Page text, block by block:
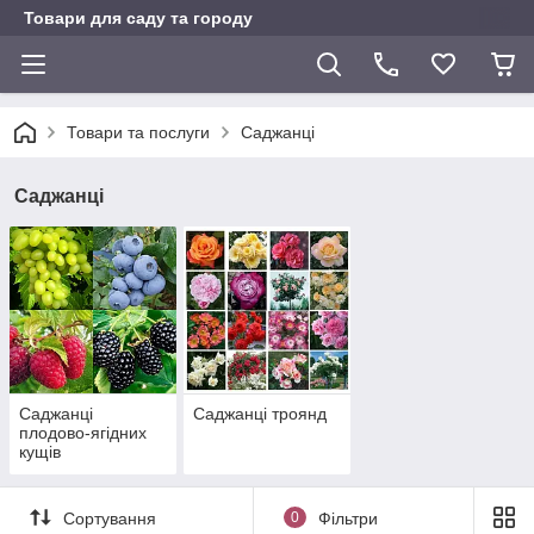
Товари для саду та городу
Товари та послуги Саджанці
Саджанці
Саджанці
плодово-ягідних
кущів
Саджанці троянд
Сортування 0 Фільтри